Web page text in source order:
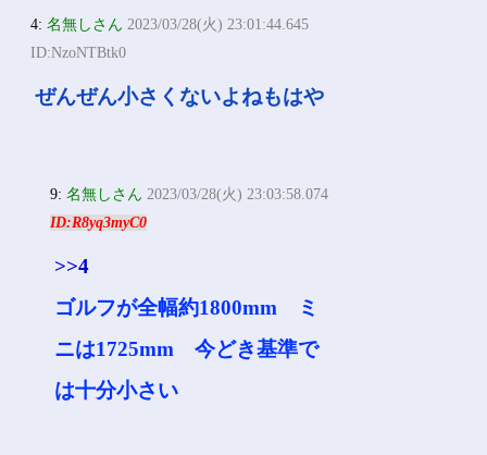
4:名無しさん 2023/03/28(火) 23:01:44.645
ID:NzoNTBtk0
ぜんぜん小さくないよねもはや
9:名無しさん 2023/03/28(火) 23:03:58.074
ID:R8yq3myC0
>>4
ゴルフが全幅約1800mm ミ
ニは1725mm 今どき基準で
は十分小さい